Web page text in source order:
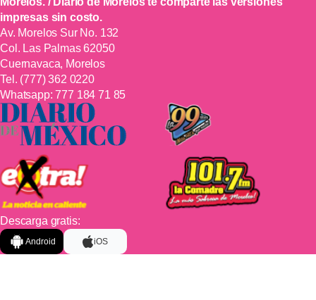
impresas sin costo.
Av. Morelos Sur No. 132
Col. Las Palmas 62050
Cuernavaca, Morelos
Tel. (777) 362 0220
Whatsapp:777 184 71 85
Descarga gratis:
Android iOS